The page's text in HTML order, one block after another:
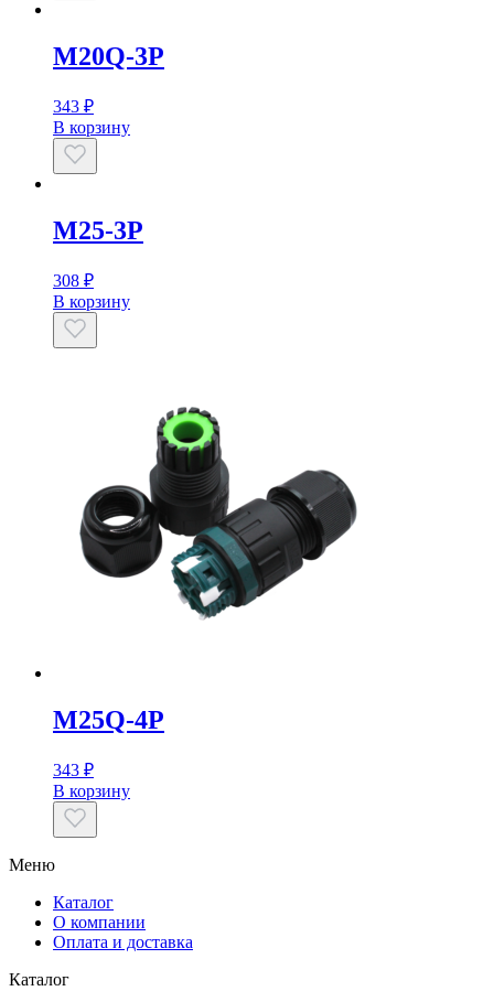
M20Q-3P
343 ₽
В корзину
M25-3P
308 ₽
В корзину
M25Q-4P
343 ₽
В корзину
Меню
Каталог
О компании
Оплата и доставка
Каталог